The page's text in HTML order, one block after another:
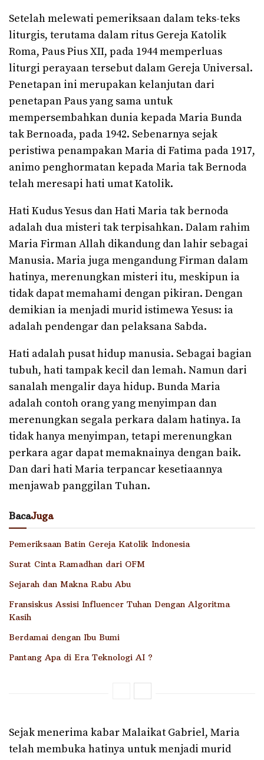
Setelah melewati pemeriksaan dalam teks-teks
liturgis, terutama dalam ritus Gereja Katolik
Roma, Paus Pius XII, pada 1944 memperluas
liturgi perayaan tersebut dalam Gereja Universal.
Penetapan ini merupakan kelanjutan dari
penetapan Paus yang sama untuk
mempersembahkan dunia kepada Maria Bunda
tak Bernoada, pada 1942. Sebenarnya sejak
peristiwa penampakan Maria di Fatima pada 1917,
animo penghormatan kepada Maria tak Bernoda
telah meresapi hati umat Katolik.
Hati Kudus Yesus dan Hati Maria tak bernoda
adalah dua misteri tak terpisahkan. Dalam rahim
Maria Firman Allah dikandung dan lahir sebagai
Manusia. Maria juga mengandung Firman dalam
hatinya, merenungkan misteri itu, meskipun ia
tidak dapat memahami dengan pikiran. Dengan
demikian ia menjadi murid istimewa Yesus: ia
adalah pendengar dan pelaksana Sabda.
Hati adalah pusat hidup manusia. Sebagai bagian
tubuh, hati tampak kecil dan lemah. Namun dari
sanalah mengalir daya hidup. Bunda Maria
adalah contoh orang yang menyimpan dan
merenungkan segala perkara dalam hatinya. Ia
tidak hanya menyimpan, tetapi merenungkan
perkara agar dapat memaknainya dengan baik.
Dan dari hati Maria terpancar kesetiaannya
menjawab panggilan Tuhan.
BacaJuga
Pemeriksaan Batin Gereja Katolik Indonesia
Surat Cinta Ramadhan dari OFM
Sejarah dan Makna Rabu Abu
Fransiskus Assisi Influencer Tuhan Dengan Algoritma
Kasih
Berdamai dengan Ibu Bumi
Pantang Apa di Era Teknologi AI ?
Sejak menerima kabar Malaikat Gabriel, Maria
telah membuka hatinya untuk menjadi murid